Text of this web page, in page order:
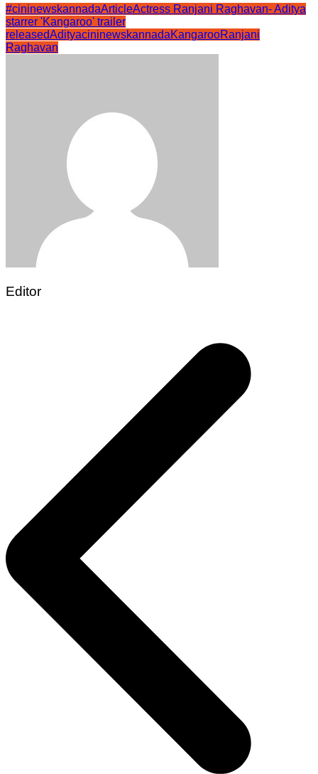
#cininewskannadaArticleActress Ranjani Raghavan- Aditya
starrer 'Kangaroo' trailer
releasedAdityacininewskannadaKangarooRanjani
Raghavan
Editor